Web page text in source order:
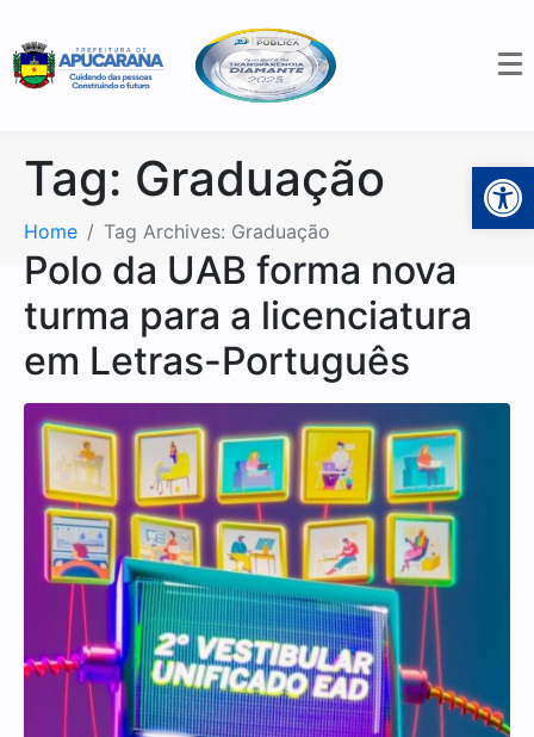
Tag: Graduação
Home Tag Archives: Graduação
Polo da UAB forma nova
turma para a licenciatura
em Letras-Português